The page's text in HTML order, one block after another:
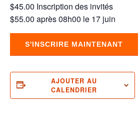
$45.00 Inscription des invités
$55.00 après 08h00 le 17 juin
S'INSCRIRE MAINTENANT
AJOUTER AU
CALENDRIER